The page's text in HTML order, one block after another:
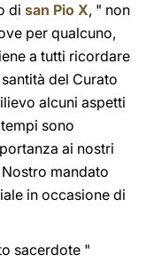
di san Pio X, " non
per qualcuno,
a tutti ricordare
del Curato
alcuni aspetti
sono
ai nostri
mandato
in occasione di
sacerdote "